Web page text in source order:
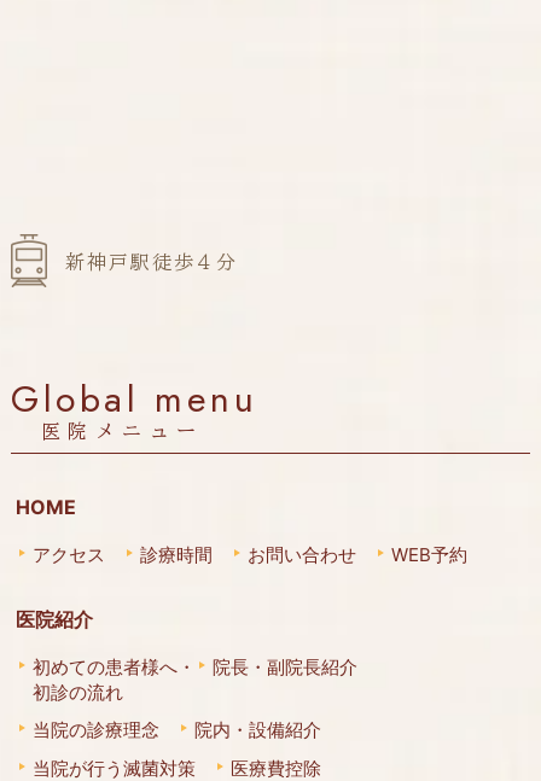
新神戸駅徒歩４分
Global menu
医院メニュー
HOME
アクセス 診療時間 お問い合わせ WEB予約
医院紹介
初めての患者様へ・
初診の流れ
院長・副院長紹介
当院の診療理念
院内・設備紹介
当院が行う滅菌対策
医療費控除